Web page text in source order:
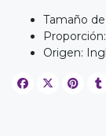
Tamaño
Origen: